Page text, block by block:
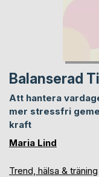
Balanserad
Att hantera
mer stressfri
kraft
Maria Lind
Trend, hälsa & träning